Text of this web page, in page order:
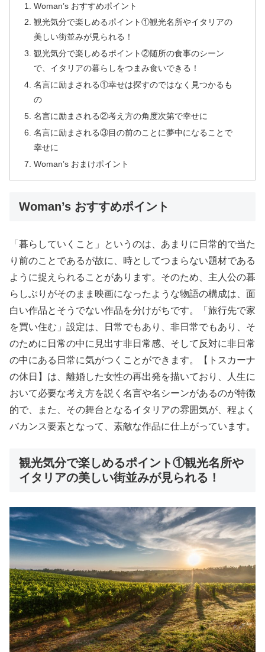
Woman’s おすすめポイント
観光気分で楽しめるポイント①観光名所やイタリアの
美しい街並みが見られる！
観光気分で楽しめるポイント②随所の食事のシーン
で、イタリアの暮らしをつまみ食いできる！
名言に励まされる①幸せは探すのではなく見つかるも
の
名言に励まされる②考え方の角度次第で幸せに
名言に励まされる③目の前のことに夢中になることで
幸せに
Woman’s おまけポイント
Woman’s おすすめポイント
「暮らしていくこと」というのは、あまりに日常的で当た
り前のことであるが故に、時としてつまらない題材である
ように捉えられることがあります。そのため、主人公の暮
らしぶりがそのまま映画になったような物語の構成は、面
白い作品とそうでない作品を分けがちです。「旅行先で家
を買い住む」設定は、日常でもあり、非日常でもあり、そ
のために日常の中に見出す非日常感、そして反対に非日常
の中にある日常に気がつくことができます。【トスカーナ
の休日】は、離婚した女性の再出発を描いており、人生に
おいて必要な考え方を説く名言や名シーンがあるのが特徴
的で、また、その舞台となるイタリアの雰囲気が、程よく
バカンス要素となって、素敵な作品に仕上がっています。
観光気分で楽しめるポイント①観光名所や
イタリアの美しい街並みが見られる！